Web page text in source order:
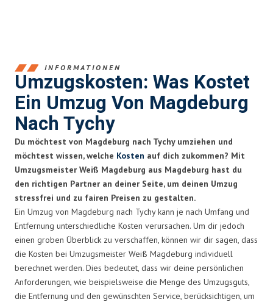
INFORMATIONEN
Umzugskosten: Was Kostet
Ein Umzug Von Magdeburg
Nach Tychy
Du möchtest von Magdeburg nach Tychy umziehen und
möchtest wissen, welche Kosten auf dich zukommen? Mit
Umzugsmeister Weiß Magdeburg aus Magdeburg hast du
den richtigen Partner an deiner Seite, um deinen Umzug
stressfrei und zu fairen Preisen zu gestalten.
Ein Umzug von Magdeburg nach Tychy kann je nach Umfang und
Entfernung unterschiedliche Kosten verursachen. Um dir jedoch
einen groben Überblick zu verschaffen, können wir dir sagen, dass
die Kosten bei Umzugsmeister Weiß Magdeburg individuell
berechnet werden. Dies bedeutet, dass wir deine persönlichen
Anforderungen, wie beispielsweise die Menge des Umzugsguts,
die Entfernung und den gewünschten Service, berücksichtigen, um